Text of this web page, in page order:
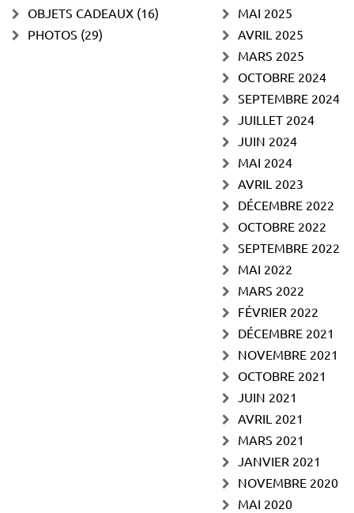
OBJETS CADEAUX (16)
PHOTOS (29)
MAI 2025
AVRIL 2025
MARS 2025
OCTOBRE 2024
SEPTEMBRE 2024
JUILLET 2024
JUIN 2024
MAI 2024
AVRIL 2023
DÉCEMBRE 2022
OCTOBRE 2022
SEPTEMBRE 2022
MAI 2022
MARS 2022
FÉVRIER 2022
DÉCEMBRE 2021
NOVEMBRE 2021
OCTOBRE 2021
JUIN 2021
AVRIL 2021
MARS 2021
JANVIER 2021
NOVEMBRE 2020
MAI 2020